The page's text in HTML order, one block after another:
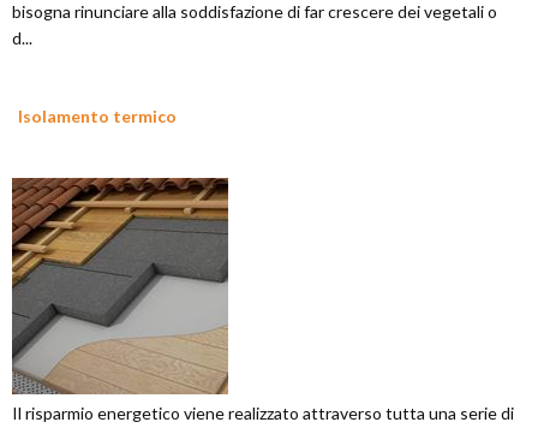
bisogna rinunciare alla soddisfazione di far crescere dei vegetali o
d...
Isolamento termico
Il risparmio energetico viene realizzato attraverso tutta una serie di